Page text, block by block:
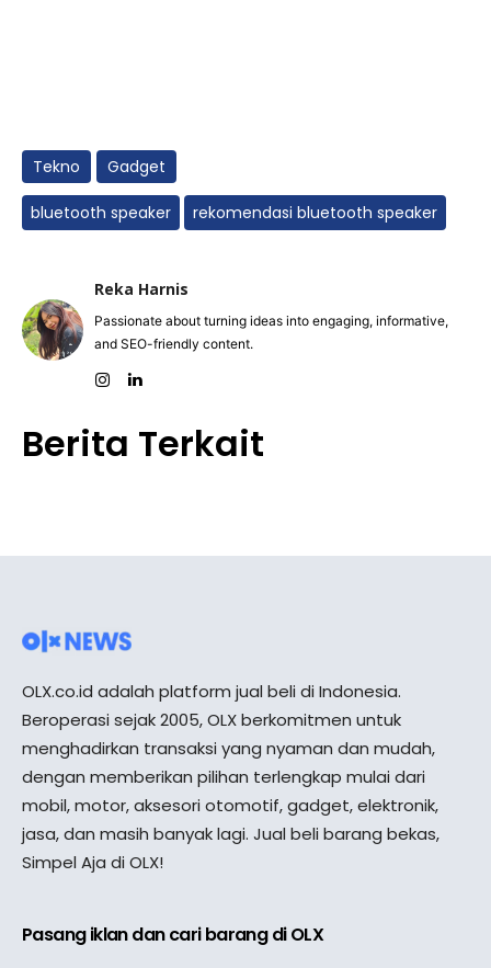
Tekno Gadget
bluetooth speaker rekomendasi bluetooth speaker
Reka Harnis
Passionate about turning ideas into engaging, informative,
and SEO-friendly content.
Berita Terkait
OLX.co.id adalah platform jual beli di Indonesia.
Beroperasi sejak 2005, OLX berkomitmen untuk
menghadirkan transaksi yang nyaman dan mudah,
dengan memberikan pilihan terlengkap mulai dari
mobil, motor, aksesori otomotif, gadget, elektronik,
jasa, dan masih banyak lagi. Jual beli barang bekas,
Simpel Aja di OLX!
Pasang iklan dan cari barang di OLX